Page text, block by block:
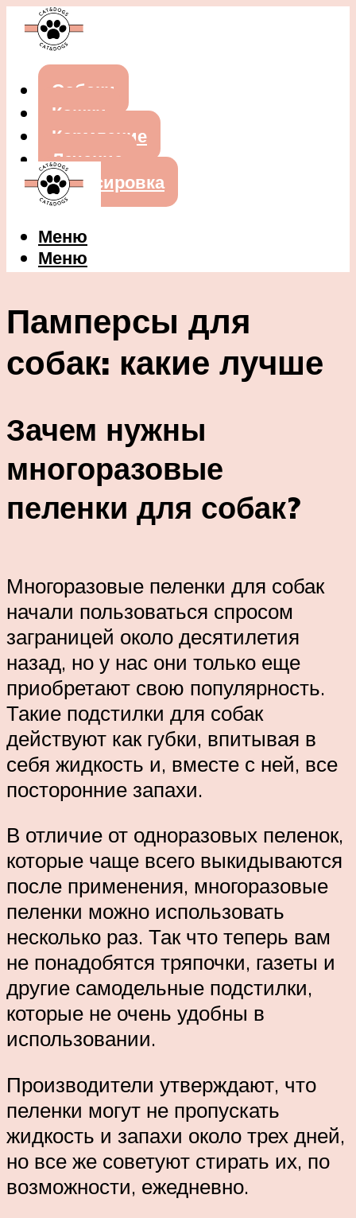
Собаки
Кошки
Кормление
Лечение
Дрессировка
Меню
Меню
Памперсы для
собак: какие лучше
Зачем нужны
многоразовые
пеленки для собак?
Многоразовые пеленки для собак
начали пользоваться спросом
заграницей около десятилетия
назад, но у нас они только еще
приобретают свою популярность.
Такие подстилки для собак
действуют как губки, впитывая в
себя жидкость и, вместе с ней, все
посторонние запахи.
В отличие от одноразовых пеленок,
которые чаще всего выкидываются
после применения, многоразовые
пеленки можно использовать
несколько раз. Так что теперь вам
не понадобятся тряпочки, газеты и
другие самодельные подстилки,
которые не очень удобны в
использовании.
Производители утверждают, что
пеленки могут не пропускать
жидкость и запахи около трех дней,
но все же советуют стирать их, по
возможности, ежедневно.